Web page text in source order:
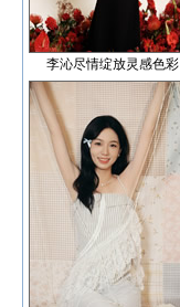
李沁尽情绽放灵感色彩